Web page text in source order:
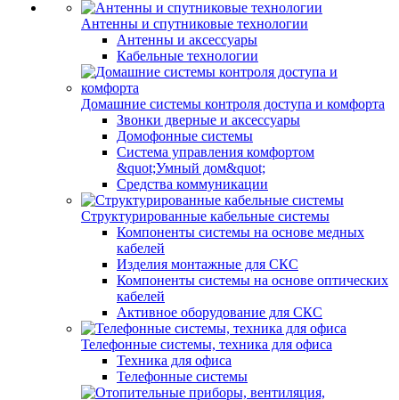
Антенны и спутниковые технологии
Антенны и аксессуары
Кабельные технологии
Домашние системы контроля доступа и комфорта
Звонки дверные и аксессуары
Домофонные системы
Система управления комфортом
&quot;Умный дом&quot;
Средства коммуникации
Структурированные кабельные системы
Компоненты системы на основе медных
кабелей
Изделия монтажные для СКС
Компоненты системы на основе оптических
кабелей
Активное оборудование для СКС
Телефонные системы, техника для офиса
Техника для офиса
Телефонные системы